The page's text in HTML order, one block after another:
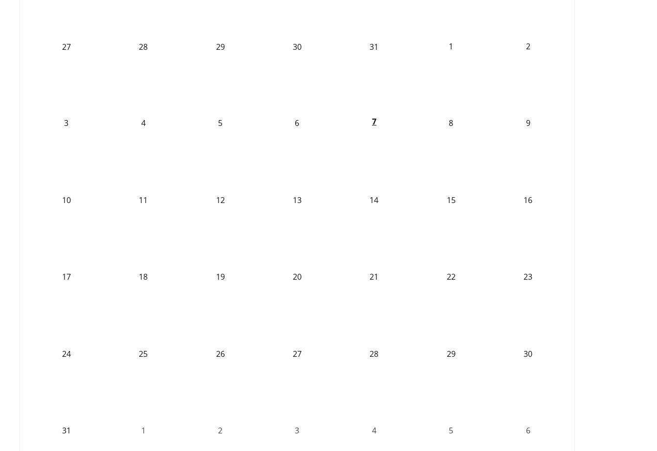
27 28 29 30 31 1 2
3 4 5 6 7 8 9
10 11 12 13 14 15 16
17 18 19 20 21 22 23
24 25 26 27 28 29 30
31 1 2 3 4 5 6